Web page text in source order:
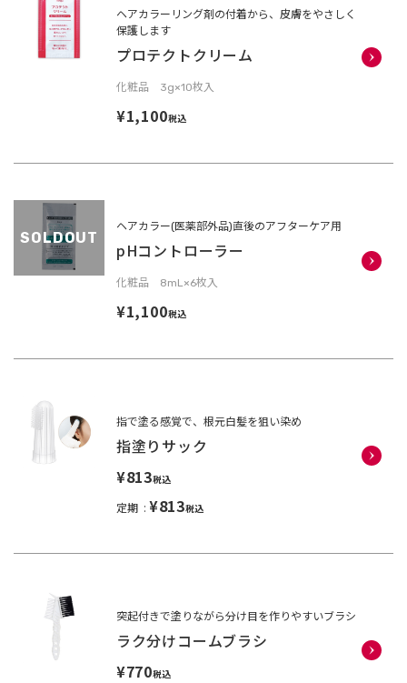
ヘアカラーリング剤の付着から、皮膚をやさしく
保護します
プロテクトクリーム
化粧品 3g×10枚入
¥1,100税込
SOLDOUT
ヘアカラー(医薬部外品)直後のアフターケア用
pHコントローラー
化粧品 8mL×6枚入
¥1,100税込
指で塗る感覚で、根元白髪を狙い染め
指塗りサック
¥813税込
定期 ¥813税込
突起付きで塗りながら分け目を作りやすいブラシ
ラク分けコームブラシ
¥770税込